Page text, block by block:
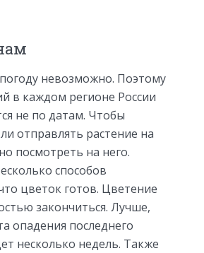
невозможно. Поэтому
в каждом регионе России
не по датам. Чтобы
отправлять растение на
посмотреть на него.
способов
цветок готов. Цветение
закончиться. Лучше,
опадения последнего
несколько недель. Также